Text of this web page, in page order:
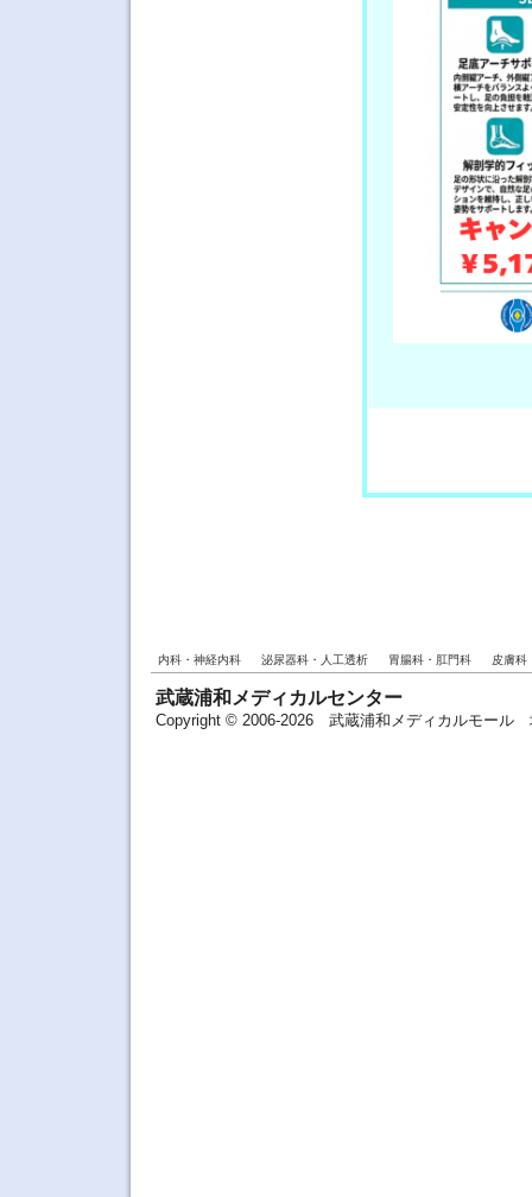
内科・神経内科 泌尿器科・人工透析 胃腸科・肛門科 皮膚科
武蔵浦和メディカルセンター
Copyright © 2006-2026 武蔵浦和メディカルモール